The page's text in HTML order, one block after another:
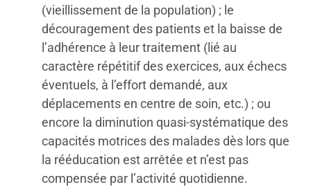
(vieillissement de la population) ; le
découragement des patients et la baisse de
l’adhérence à leur traitement (lié au
caractère répétitif des exercices, aux échecs
éventuels, à l’effort demandé, aux
déplacements en centre de soin, etc.) ; ou
encore la diminution quasi-systématique des
capacités motrices des malades dès lors que
la rééducation est arrêtée et n’est pas
compensée par l’activité quotidienne.